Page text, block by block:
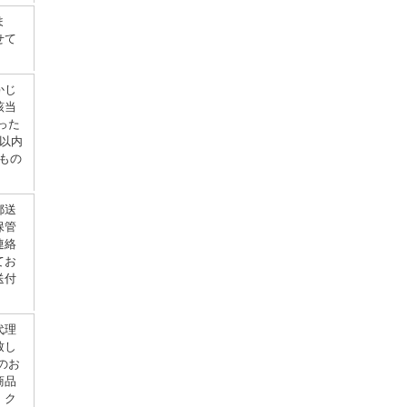
て
じ
当
た
内
の
送
管
絡
お
付
理
し
お
品
ク